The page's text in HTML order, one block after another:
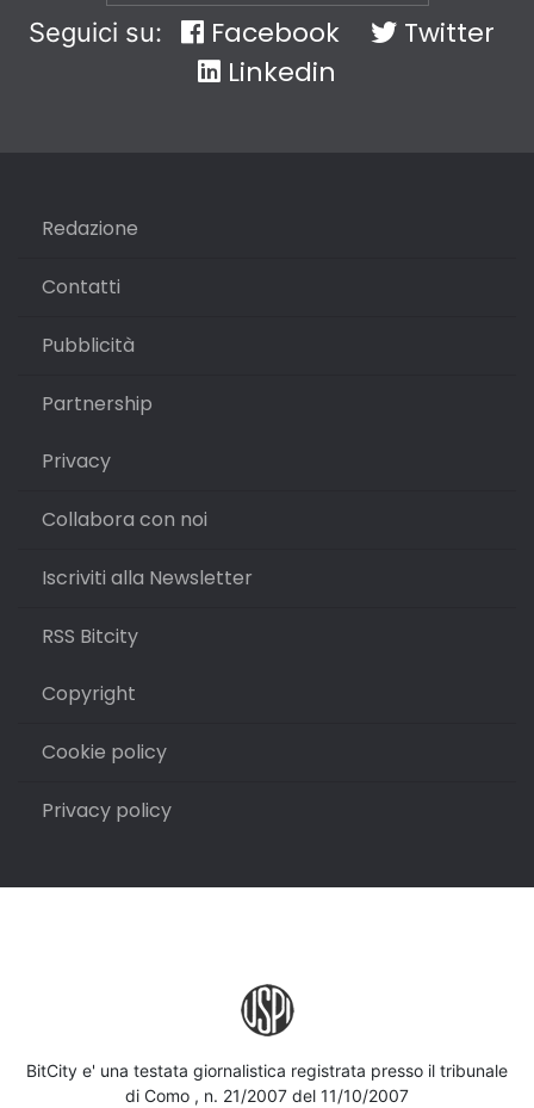
Seguici su: Facebook
Twitter
Linkedin
Redazione
Contatti
Pubblicità
Partnership
Privacy
Collabora con noi
Iscriviti alla Newsletter
RSS Bitcity
Copyright
Cookie policy
Privacy policy
BitCity e' una testata giornalistica registrata presso il tribunale
di Como , n. 21/2007 del 11/10/2007